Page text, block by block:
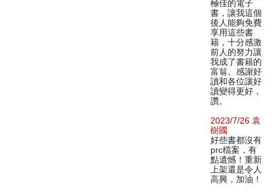
極佳的電子
書，讓我這個
後人能夠免費
享用這些書
籍，十分感激
前人的努力讓
我成了書籍的
富翁。感謝好
讀和各位讓好
讀變得更好，
讚。
2023/7/26 袁
樹國
好些書都沒有
prc檔案，有
點遺憾！重新
上架還是令人
高興，加油！